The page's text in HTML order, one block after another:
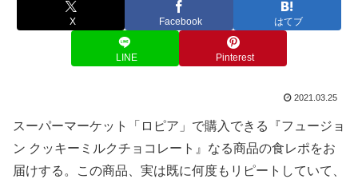
X Facebook はてブ
LINE Pinterest
2021.03.25
スーパーマーケット「ロピア」で購入できる『フュージョ
ン クッキーミルクチョコレート』なる商品の食レポをお
届けする。この商品、実は既に何度もリピートしていて、